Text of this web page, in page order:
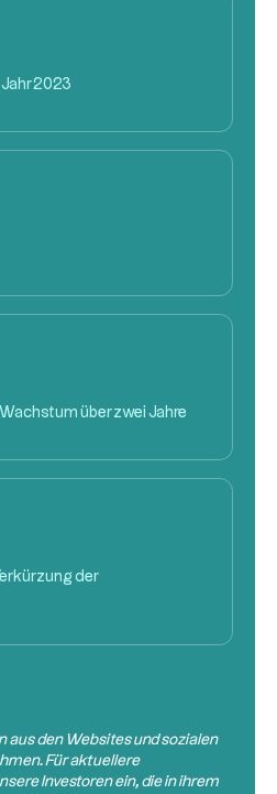
2023
über zwei Jahre
der
aus den Websites und sozialen
Für aktuellere
Investoren ein, die in ihrem